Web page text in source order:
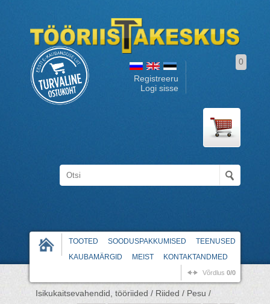
Registreeru
Logi sisse
0
TOOTED SOODUSPAKKUMISED
TEENUSED
KAUBAMÄRGID
MEIST KONTAKTANDMED
Võrdlus 0/0
Isikukaitsevahendid, tööriided / Riided / Pesu /